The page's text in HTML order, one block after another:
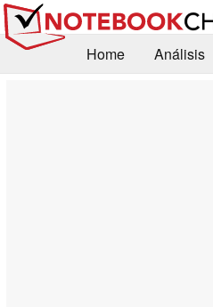
Home Análisis